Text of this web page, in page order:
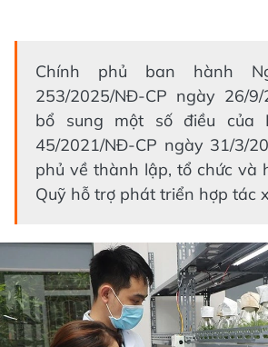
Chính phủ ban hành
253/2025/NĐ-CP ngày 26/
bổ sung một số điều của
45/2021/NĐ-CP ngày 31/3/
phủ về thành lập, tổ chức và
Quỹ hỗ trợ phát triển hợp tác